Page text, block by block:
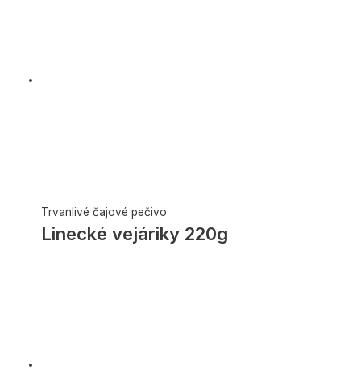
Trvanlivé čajové pečivo
Linecké vejáriky 220g